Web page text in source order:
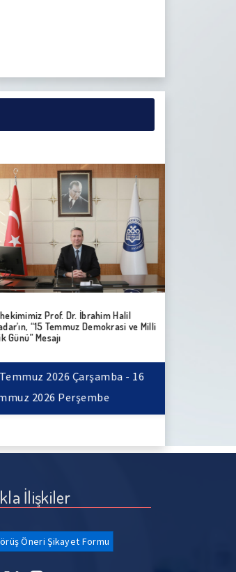
Prof. Dr. İbrahim Halil
“15 Temmuz Demokrasi ve Milli
Günü” Mesajı
2026 Çarşamba - 16
2026 Perşembe
İlişkiler
Öneri Şikayet Formu